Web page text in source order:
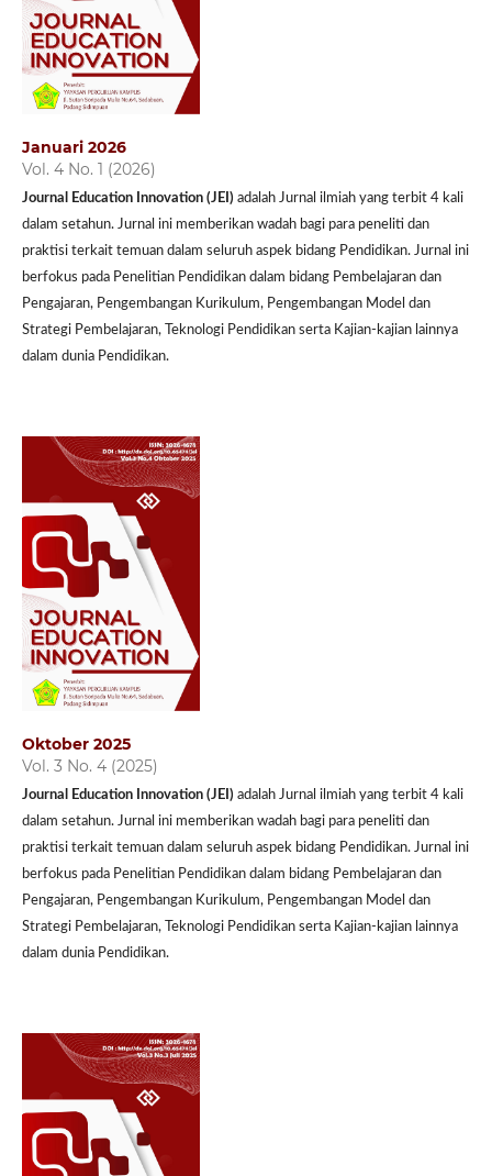
Januari 2026
Vol. 4 No. 1 (2026)
Journal Education Innovation (JEI) adalah Jurnal ilmiah yang terbit 4 kali
dalam setahun. Jurnal ini memberikan wadah bagi para peneliti dan
praktisi terkait temuan dalam seluruh aspek bidang Pendidikan. Jurnal ini
berfokus pada Penelitian Pendidikan dalam bidang Pembelajaran dan
Pengajaran, Pengembangan Kurikulum, Pengembangan Model dan
Strategi Pembelajaran, Teknologi Pendidikan serta Kajian-kajian lainnya
dalam dunia Pendidikan.
Oktober 2025
Vol. 3 No. 4 (2025)
Journal Education Innovation (JEI) adalah Jurnal ilmiah yang terbit 4 kali
dalam setahun. Jurnal ini memberikan wadah bagi para peneliti dan
praktisi terkait temuan dalam seluruh aspek bidang Pendidikan. Jurnal ini
berfokus pada Penelitian Pendidikan dalam bidang Pembelajaran dan
Pengajaran, Pengembangan Kurikulum, Pengembangan Model dan
Strategi Pembelajaran, Teknologi Pendidikan serta Kajian-kajian lainnya
dalam dunia Pendidikan.